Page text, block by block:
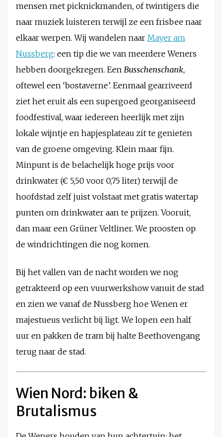
mensen met picknickmanden, of twintigers die
naar muziek luisteren terwijl ze een frisbee naar
elkaar werpen. Wij wandelen naar Mayer am
Nussberg: een tip die we van meerdere Weners
hebben doorgekregen. Een Busschenschank,
oftewel een ‘bostaverne’. Eenmaal gearriveerd
ziet het eruit als een supergoed georganiseerd
foodfestival, waar iedereen heerlijk met zijn
lokale wijntje en hapjesplateau zit te genieten
van de groene omgeving. Klein maar fijn.
Minpunt is de belachelijk hoge prijs voor
drinkwater (€ 5,50 voor 0,75 liter) terwijl de
hoofdstad zelf juist volstaat met gratis watertap
punten om drinkwater aan te prijzen. Vooruit,
dan maar een Grüner Veltliner. We proosten op
de windrichtingen die nog komen.
Bij het vallen van de nacht worden we nog
getrakteerd op een vuurwerkshow vanuit de stad
en zien we vanaf de Nussberg hoe Wenen er
majestueus verlicht bij ligt. We lopen een half
uur en pakken de tram bij halte Beethovengang
terug naar de stad.
Wien Nord: biken &
Brutalismus